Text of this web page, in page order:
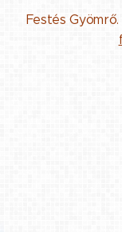
Festés Gyömrő.